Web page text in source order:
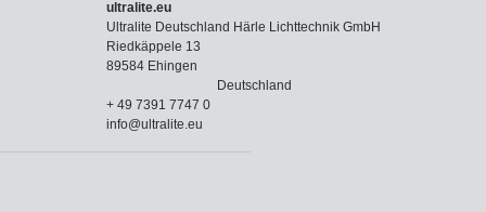
ultralite.eu
Ultralite Deutschland Härle Lichttechnik GmbH
Riedkäppele 13
89584 Ehingen
Deutschland
+ 49 7391 7747 0
info@ultralite.eu